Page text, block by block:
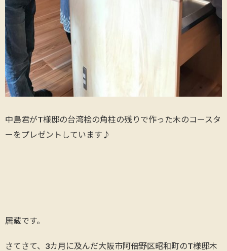
中島君がT様邸の台湾桧の角柱の残りで作った木のコースタ
ーをプレゼントしています♪
居藏です。
さてさて、3カ月に及んだ大阪市阿倍野区昭和町のT様邸木